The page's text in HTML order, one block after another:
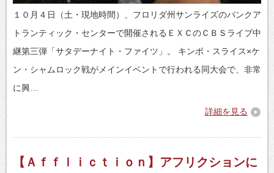
１０月４日（土・現地時間）、フロリダ州サンライズのバンクア
トランティック・センターで開催されるＥＸＣのＣＢＳライブ中
継第三弾「サタデーナイト・ファイツ」。 キンボ・スライス×ケ
ン・シャムロック戦がメインイベントで行われる同大会で、非常
に興…
詳細を見る
【Ａｆｆｌｉｃｔｉｏｎ】アフリクションに